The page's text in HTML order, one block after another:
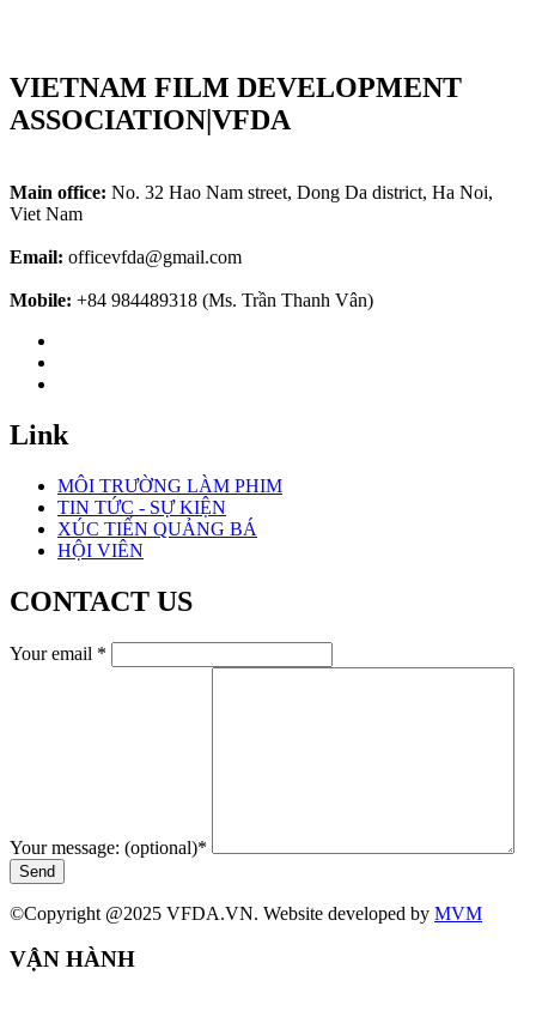
VIETNAM FILM DEVELOPMENT
ASSOCIATION|VFDA
Main office: No. 32 Hao Nam street, Dong Da district, Ha Noi,
Viet Nam
Email: officevfda@gmail.com
Mobile: +84 984489318 (Ms. Trần Thanh Vân)
Link
MÔI TRƯỜNG LÀM PHIM
TIN TỨC - SỰ KIỆN
XÚC TIẾN QUẢNG BÁ
HỘI VIÊN
CONTACT US
Your email *
Your message: (optional)*
Send
©Copyright @2025 VFDA.VN. Website developed by MVM
VẬN HÀNH